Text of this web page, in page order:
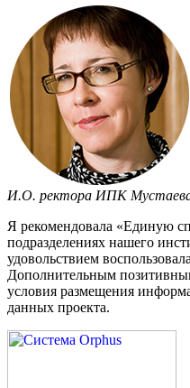
И.О. ректора ИПК
Я рекомендовала «Единую
подразделениях нашего
удовольствием
Дополнительным
условия размещения
данных проекта.